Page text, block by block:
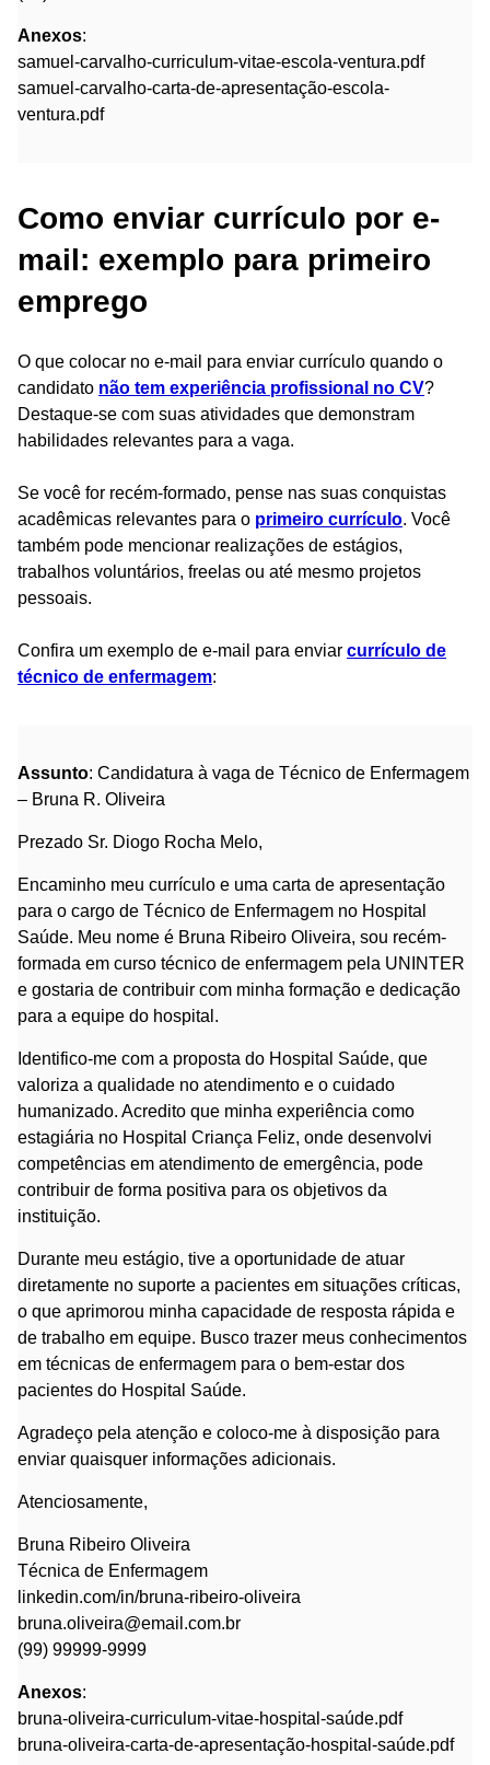
Anexos:
samuel-carvalho-curriculum-vitae-escola-ventura.pdf
samuel-carvalho-carta-de-apresentação-escola-
ventura.pdf
Como enviar currículo por e-
mail: exemplo para primeiro
emprego
O que colocar no e-mail para enviar currículo quando o
candidato não tem experiência profissional no CV?
Destaque-se com suas atividades que demonstram
habilidades relevantes para a vaga.
Se você for recém-formado, pense nas suas conquistas
acadêmicas relevantes para o primeiro currículo. Você
também pode mencionar realizações de estágios,
trabalhos voluntários, freelas ou até mesmo projetos
pessoais.
Confira um exemplo de e-mail para enviar currículo de
técnico de enfermagem:
Assunto: Candidatura à vaga de Técnico de Enfermagem
– Bruna R. Oliveira
Prezado Sr. Diogo Rocha Melo,
Encaminho meu currículo e uma carta de apresentação
para o cargo de Técnico de Enfermagem no Hospital
Saúde. Meu nome é Bruna Ribeiro Oliveira, sou recém-
formada em curso técnico de enfermagem pela UNINTER
e gostaria de contribuir com minha formação e dedicação
para a equipe do hospital.
Identifico-me com a proposta do Hospital Saúde, que
valoriza a qualidade no atendimento e o cuidado
humanizado. Acredito que minha experiência como
estagiária no Hospital Criança Feliz, onde desenvolvi
competências em atendimento de emergência, pode
contribuir de forma positiva para os objetivos da
instituição.
Durante meu estágio, tive a oportunidade de atuar
diretamente no suporte a pacientes em situações críticas,
o que aprimorou minha capacidade de resposta rápida e
de trabalho em equipe. Busco trazer meus conhecimentos
em técnicas de enfermagem para o bem-estar dos
pacientes do Hospital Saúde.
Agradeço pela atenção e coloco-me à disposição para
enviar quaisquer informações adicionais.
Atenciosamente,
Bruna Ribeiro Oliveira
Técnica de Enfermagem
linkedin.com/in/bruna-ribeiro-oliveira
bruna.oliveira@email.com.br
(99) 99999-9999
Anexos:
bruna-oliveira-curriculum-vitae-hospital-saúde.pdf
bruna-oliveira-carta-de-apresentação-hospital-saúde.pdf